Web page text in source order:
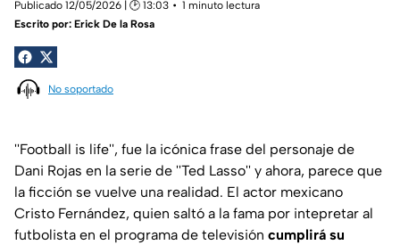
Publicado 12/05/2026 | 🕑 13:03
1 minuto lectura
Escrito por: Erick De la Rosa
No soportado
''Football is life'', fue la icónica frase del personaje de
Dani Rojas en la serie de ''Ted Lasso'' y ahora, parece que
la ficción se vuelve una realidad. El actor mexicano
Cristo Fernández, quien saltó a la fama por intepretar al
futbolista en el programa de televisión cumplirá su